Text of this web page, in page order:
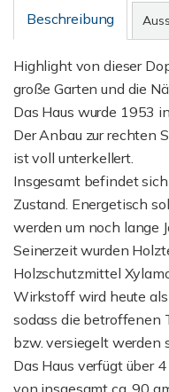
Beschreibung
Highlight von dieser
große Garten und die
Das Haus wurde 1953
Der Anbau zur rechten
ist voll unterkellert.
Insgesamt befindet
Zustand. Energetisch
werden um noch lange
Seinerzeit wurden
Holzschutzmittel
Wirkstoff wird heute
sodass die betroffenen
bzw. versiegelt werden
Das Haus verfügt über
von insgesamt ca. 90